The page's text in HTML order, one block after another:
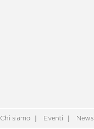
Chi siamo Eventi